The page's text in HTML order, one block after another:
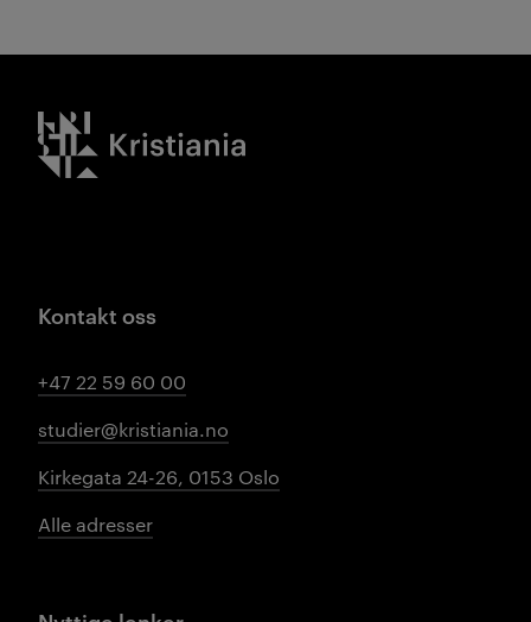
Kristiania logo
Kontakt oss
+47 22 59 60 00
studier@kristiania.no
Kirkegata 24-26, 0153 Oslo
Alle adresser